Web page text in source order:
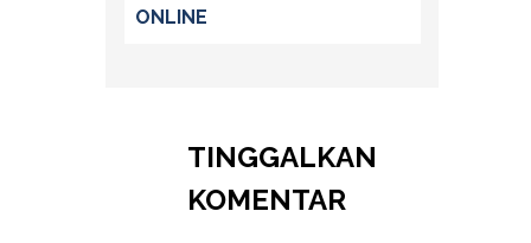
ONLINE
TINGGALKAN
KOMENTAR